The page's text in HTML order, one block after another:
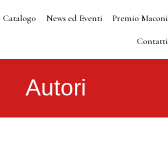
Catalogo News ed Eventi Premio Maconi
Contatti
Autori